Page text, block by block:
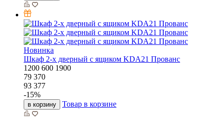
Новинка
Шкаф 2-х дверный с ящиком KDA21 Прованс
1200 600 1900
79 370
93 377
-15%
в корзину Товар в корзине